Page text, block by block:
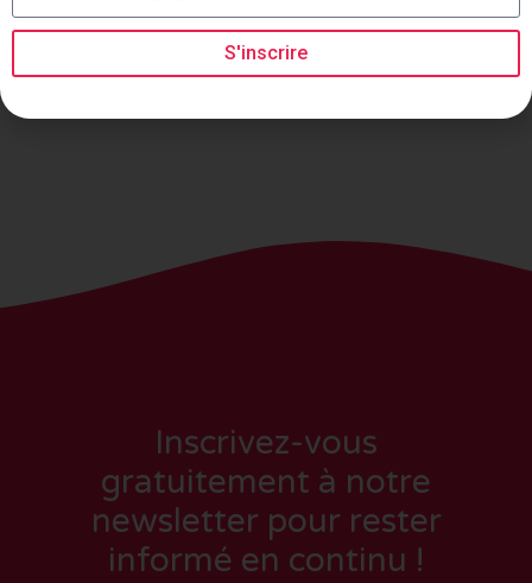
un monde de plus en plus digitalisé.
Inscrivez-vous
gratuitement à notre
newsletter pour rester
informé en continu !
S'inscrire